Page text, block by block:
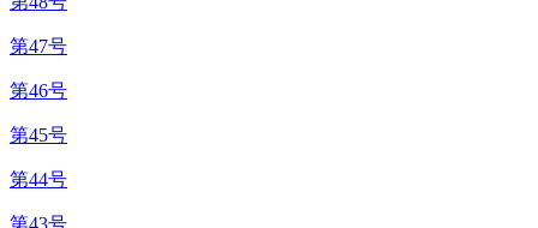
第47号
第46号
第45号
第44号
第43号